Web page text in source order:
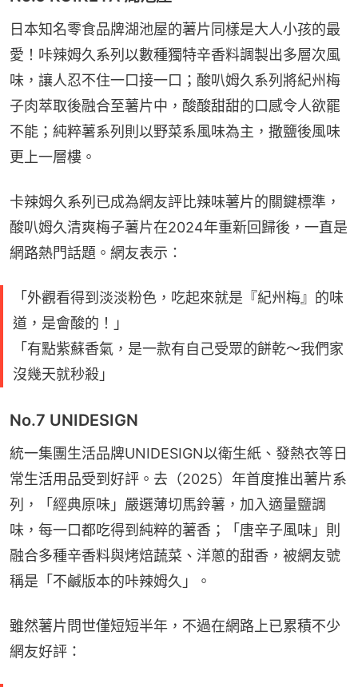
日本知名零食品牌湖池屋的薯片同樣是大人小孩的最
愛！咔辣姆久系列以數種獨特辛香料調製出多層次風
味，讓人忍不住一口接一口；酸叭姆久系列將紀州梅
子肉萃取後融合至薯片中，酸酸甜甜的口感令人欲罷
不能；純粹薯系列則以野菜系風味為主，撒鹽後風味
更上一層樓。
卡辣姆久系列已成為網友評比辣味薯片的關鍵標準，
酸叭姆久清爽梅子薯片在2024年重新回歸後，一直是
網路熱門話題。網友表示：
「外觀看得到淡淡粉色，吃起來就是『紀州梅』的味
道，是會酸的！」
「有點紫蘇香氣，是一款有自己受眾的餅乾～我們家
沒幾天就秒殺」
No.7 UNIDESIGN
統一集團生活品牌UNIDESIGN以衛生紙、發熱衣等日
常生活用品受到好評。去（2025）年首度推出薯片系
列，「經典原味」嚴選薄切馬鈴薯，加入適量鹽調
味，每一口都吃得到純粹的薯香；「唐辛子風味」則
融合多種辛香料與烤焙蔬菜、洋蔥的甜香，被網友號
稱是「不鹹版本的咔辣姆久」。
雖然薯片問世僅短短半年，不過在網路上已累積不少
網友好評：